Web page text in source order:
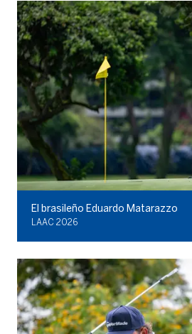
El brasileño Eduardo Matarazzo
LAAC 2026